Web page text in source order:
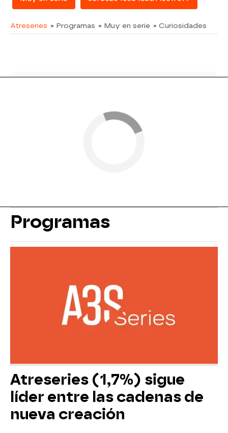
Atreseries » Programas » Muy en serie » Curiosidades
Programas
Atreseries (1,7%) sigue
líder entre las cadenas de
nueva creación